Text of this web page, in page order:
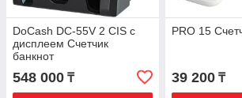
DoCash DC-55V 2 CIS с
дисплеем Счетчик
банкнот
548 000 ₸
PRO 15
39 200₸